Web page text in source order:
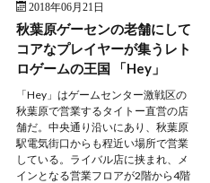
2018年06月21日
秋葉原ゲーセンの老舗にして
コアなプレイヤーが集うレト
ロゲームの王国 「Hey」
「Hey」はゲームセンター激戦区の
秋葉原で営業するタイトー直営の店
舗だ。中央通り沿いにあり、秋葉原
駅電気街口からも程近い場所で営業
している。ライバル店に挟まれ、メ
インとなる営業フロアが2階から4階